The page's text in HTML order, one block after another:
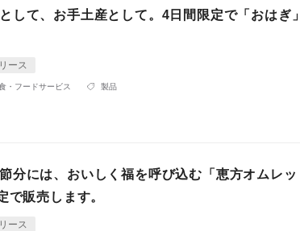
して、お手土産として。4日間限定で「おはぎ
ース
・フードサービス 製品
分には、おいしく福を呼び込む「恵方オムレ
で販売します。
ース